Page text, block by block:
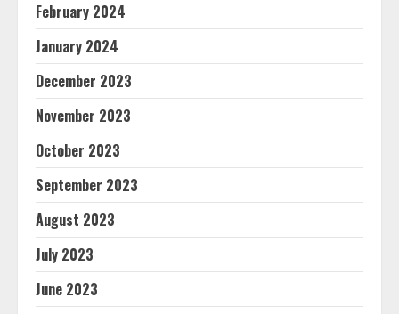
February 2024
January 2024
December 2023
November 2023
October 2023
September 2023
August 2023
July 2023
June 2023